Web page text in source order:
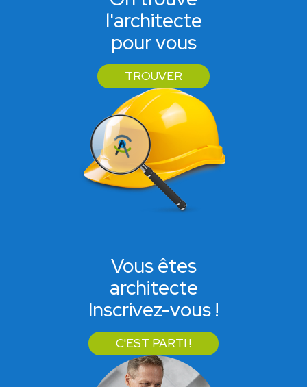
l'architecte
pour vous
TROUVER
Vous êtes
architecte
Inscrivez-vous !
C'EST PARTI !